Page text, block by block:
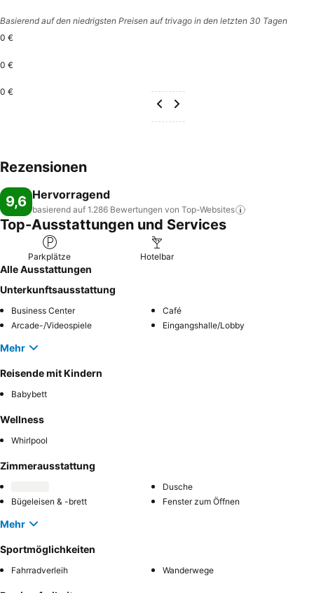
Basierend auf den niedrigsten Preisen auf trivago in den letzten 30 Tagen
0 €
0 €
0 €
Rezensionen
9,6 Hervorragend
basierend auf 1.286 Bewertungen von Top-Websites
Top-Ausstattungen und Services
Parkplätze Hotelbar
Alle Ausstattungen
Unterkunftsausstattung
Business Center
Café
Arcade-/Videospiele
Eingangshalle/Lobby
Mehr
Reisende mit Kindern
Babybett
Wellness
Whirlpool
Zimmerausstattung
Dusche
Bügeleisen & -brett
Fenster zum Öffnen
Mehr
Sportmöglichkeiten
Fahrradverleih Wanderwege